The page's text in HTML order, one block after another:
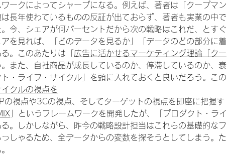
ークによってシャープになる。例えば、著者は「クープマン
長年使わているものの反証が出ておらず、著者も実業の中で
今、シェアが何パーセントだから次の戦略はこれだ、とすぐ
を見れば、「どのデータを見るか」「データのどの部分に着
。このあたりは「 広告に活かせるマーケティング理論「クー
。また、自社商品が成長しているのか、停滞しているのか、衰
・ライフ・サイクル」を頭に入れておくと良いだろう。この
クルの視点を
の視点や3Cの視点、そしてターゲットの視点を即座に把握す
」というフレームワークを開発したが、「プロダクト・ライ
。しかしながら、昨今の戦略設計担当はこれらの基礎的なフ
しゃるため、全データからの変数を探そうとしてしまう。た